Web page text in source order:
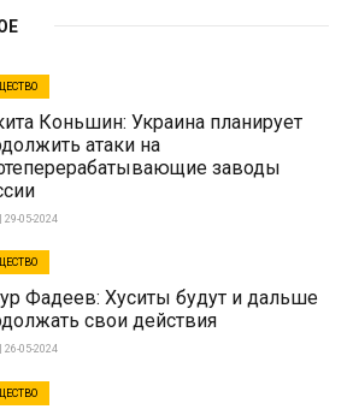
Коньшин: Украина планирует
атаки на
заводы
29-05-2024
Фадеев: Хуситы будут и дальше
свои действия
26-05-2024